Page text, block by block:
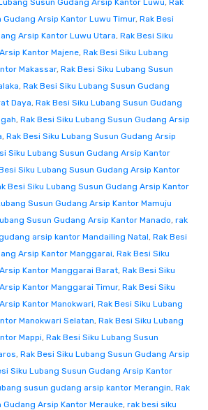
Susun Gudang Arsip Kantor Luwu, Rak
Gudang Arsip Kantor Luwu Timur, Rak Besi
Arsip Kantor Luwu Utara, Rak Besi Siku
Kantor Majene, Rak Besi Siku Lubang
Makassar, Rak Besi Siku Lubang Susun
, Rak Besi Siku Lubang Susun Gudang
Daya, Rak Besi Siku Lubang Susun Gudang
, Rak Besi Siku Lubang Susun Gudang Arsip
, Rak Besi Siku Lubang Susun Gudang Arsip
Siku Lubang Susun Gudang Arsip Kantor
Siku Lubang Susun Gudang Arsip Kantor
Besi Siku Lubang Susun Gudang Arsip Kantor
Susun Gudang Arsip Kantor Mamuju
Susun Gudang Arsip Kantor Manado, rak
arsip kantor Mandailing Natal, Rak Besi
Arsip Kantor Manggarai, Rak Besi Siku
Kantor Manggarai Barat, Rak Besi Siku
Kantor Manggarai Timur, Rak Besi Siku
Kantor Manokwari, Rak Besi Siku Lubang
Manokwari Selatan, Rak Besi Siku Lubang
Mappi, Rak Besi Siku Lubang Susun
, Rak Besi Siku Lubang Susun Gudang Arsip
Siku Lubang Susun Gudang Arsip Kantor
susun gudang arsip kantor Merangin, Rak
Gudang Arsip Kantor Merauke, rak besi siku